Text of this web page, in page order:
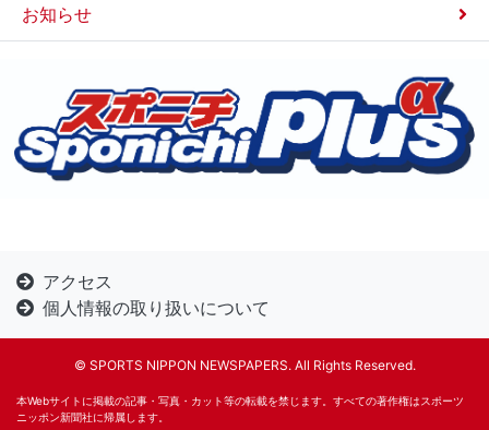
お知らせ
アクセス
個人情報の取り扱いについて
©︎ SPORTS NIPPON NEWSPAPERS. All Rights Reserved.
本Webサイトに掲載の記事・写真・カット等の転載を禁じます。すべての著作権はスポーツ
ニッポン新聞社に帰属します。